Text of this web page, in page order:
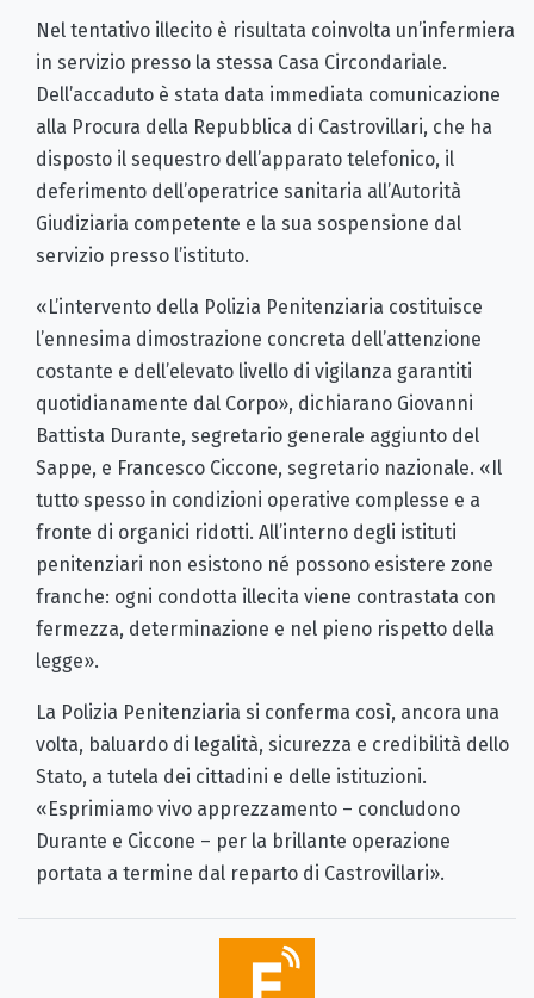
Nel tentativo illecito è risultata coinvolta un’infermiera
in servizio presso la stessa Casa Circondariale.
Dell’accaduto è stata data immediata comunicazione
alla Procura della Repubblica di Castrovillari, che ha
disposto il sequestro dell’apparato telefonico, il
deferimento dell’operatrice sanitaria all’Autorità
Giudiziaria competente e la sua sospensione dal
servizio presso l’istituto.
«L’intervento della Polizia Penitenziaria costituisce
l’ennesima dimostrazione concreta dell’attenzione
costante e dell’elevato livello di vigilanza garantiti
quotidianamente dal Corpo», dichiarano Giovanni
Battista Durante, segretario generale aggiunto del
Sappe, e Francesco Ciccone, segretario nazionale. «Il
tutto spesso in condizioni operative complesse e a
fronte di organici ridotti. All’interno degli istituti
penitenziari non esistono né possono esistere zone
franche: ogni condotta illecita viene contrastata con
fermezza, determinazione e nel pieno rispetto della
legge».
La Polizia Penitenziaria si conferma così, ancora una
volta, baluardo di legalità, sicurezza e credibilità dello
Stato, a tutela dei cittadini e delle istituzioni.
«Esprimiamo vivo apprezzamento – concludono
Durante e Ciccone – per la brillante operazione
portata a termine dal reparto di Castrovillari».